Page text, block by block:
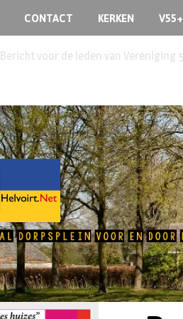
CONTACT KERKEN V55+
Bericht voor de leden van Vereniging